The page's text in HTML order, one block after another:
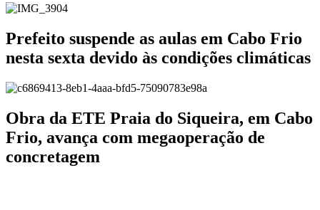
Prefeito suspende as aulas em Cabo Frio
nesta sexta devido às condições climáticas
Obra da ETE Praia do Siqueira, em Cabo
Frio, avança com megaoperação de
concretagem